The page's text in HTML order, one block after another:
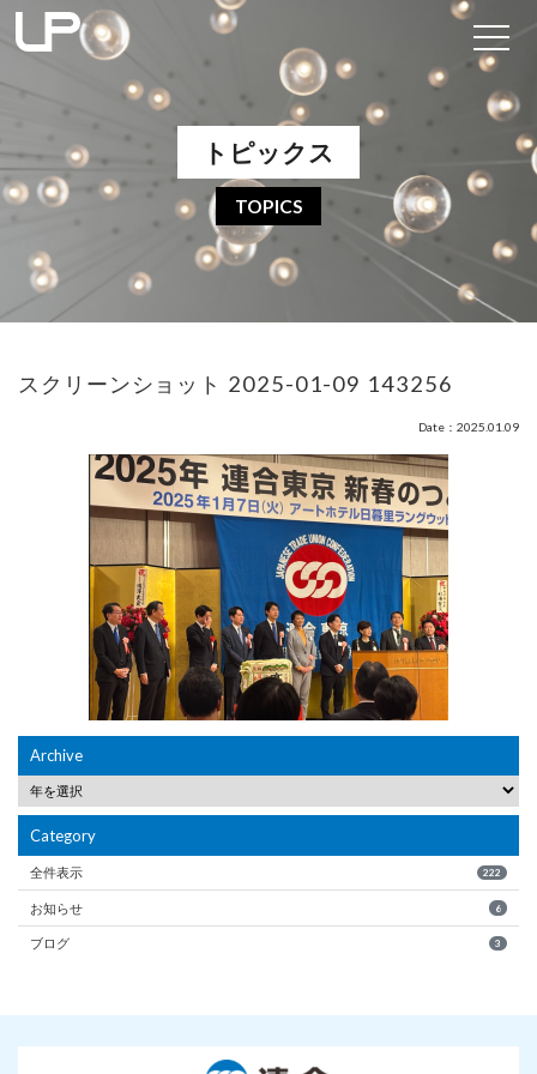
トピックス
TOPICS
スクリーンショット 2025-01-09 143256
Date：2025.01.09
Archive
Category
全件表示 222
お知らせ 6
ブログ 3